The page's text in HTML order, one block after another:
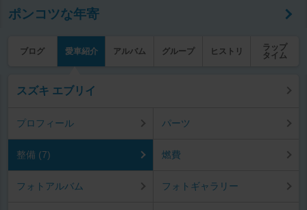
ポンコツな年寄
ブログ 愛車紹介 アルバム グループ ヒストリ
ラップ
タイム
スズキ エブリイ
プロフィール パーツ
整備 (7) 燃費
フォトアルバム フォトギャラリー